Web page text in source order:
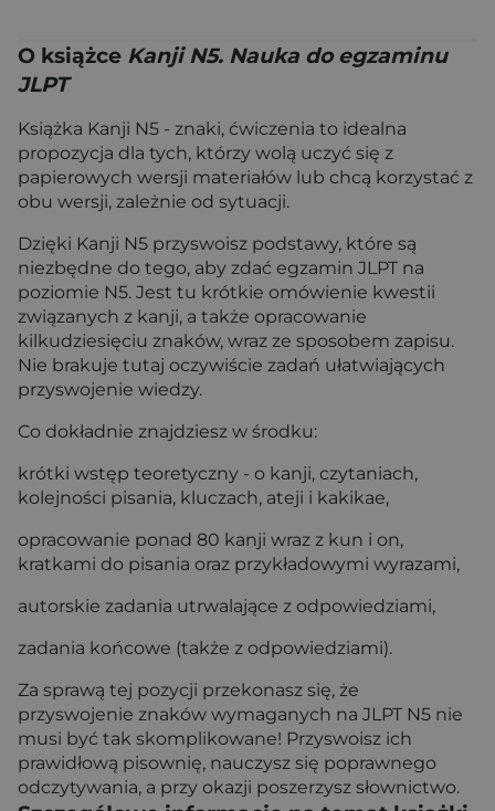
O książce Kanji N5. Nauka do egzaminu
JLPT
Książka Kanji N5 - znaki, ćwiczenia to idealna
propozycja dla tych, którzy wolą uczyć się z
papierowych wersji materiałów lub chcą korzystać z
obu wersji, zależnie od sytuacji.
Dzięki Kanji N5 przyswoisz podstawy, które są
niezbędne do tego, aby zdać egzamin JLPT na
poziomie N5. Jest tu krótkie omówienie kwestii
związanych z kanji, a także opracowanie
kilkudziesięciu znaków, wraz ze sposobem zapisu.
Nie brakuje tutaj oczywiście zadań ułatwiających
przyswojenie wiedzy.
Co dokładnie znajdziesz w środku:
krótki wstęp teoretyczny - o kanji, czytaniach,
kolejności pisania, kluczach, ateji i kakikae,
opracowanie ponad 80 kanji wraz z kun i on,
kratkami do pisania oraz przykładowymi wyrazami,
autorskie zadania utrwalające z odpowiedziami,
zadania końcowe (także z odpowiedziami).
Za sprawą tej pozycji przekonasz się, że
przyswojenie znaków wymaganych na JLPT N5 nie
musi być tak skomplikowane! Przyswoisz ich
prawidłową pisownię, nauczysz się poprawnego
odczytywania, a przy okazji poszerzysz słownictwo.